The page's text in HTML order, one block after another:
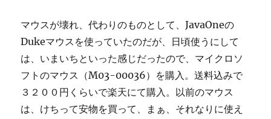
マウスが壊れ、代わりのものとして、JavaOneの
Dukeマウスを使っていたのだが、日頃使うにして
は、いまいちといった感じだったので、マイクロソ
フトのマウス（M03-00036）を購入。送料込みで
３２００円くらいで楽天にて購入。以前のマウス
は、けちって安物を買って、まぁ、それなりに使え